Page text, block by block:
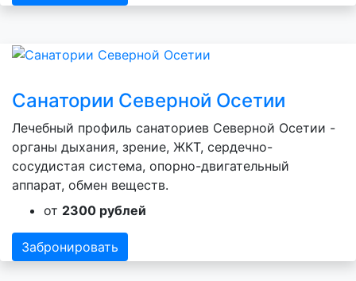
Санатории Северной Осетии
Лечебный профиль санаториев Северной Осетии -
органы дыхания, зрение, ЖКТ, сердечно-
сосудистая система, опорно-двигательный
аппарат, обмен веществ.
от 2300 рублей
Забронировать